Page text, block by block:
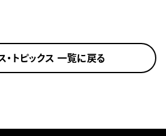
・トピックス 一覧に戻る